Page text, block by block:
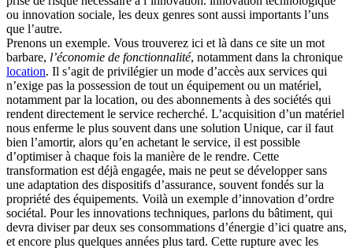
ou innovation sociale, les deux genres sont aussi importants l’uns
que l’autre.
Prenons un exemple. Vous trouverez ici et là dans ce site un mot
barbare, l’économie de fonctionnalité, notamment dans la chronique
location. Il s’agit de privilégier un mode d’accès aux services qui
n’exige pas la possession de tout un équipement ou un matériel,
notamment par la location, ou des abonnements à des sociétés qui
rendent directement le service recherché. L’acquisition d’un matériel
nous enferme le plus souvent dans une solution Unique, car il faut
bien l’amortir, alors qu’en achetant le service, il est possible
d’optimiser à chaque fois la manière de le rendre. Cette
transformation est déjà engagée, mais ne peut se développer sans
une adaptation des dispositifs d’assurance, souvent fondés sur la
propriété des équipements. Voilà un exemple d’innovation d’ordre
sociétal. Pour les innovations techniques, parlons du bâtiment, qui
devra diviser par deux ses consommations d’énergie d’ici quatre ans,
et encore plus quelques années plus tard. Cette rupture avec les